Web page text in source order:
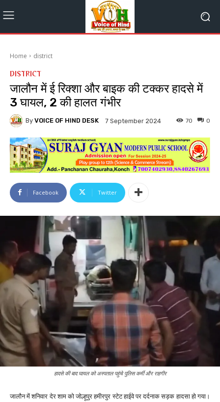
Home district
DISTRICT
जालौन में ई रिक्शा और बाइक की टक्कर हादसे में
3 घायल, 2 की हालत गंभीर
By VOICE OF HIND DESK 7 September 2024 0
70
Facebook Twitter
हादसे की बाद घायल को अस्पताल पहुंचे पुलिस कर्मी और राहगीर
जालौन में शनिवार देर शाम को जोल्हूपुर हमीरपुर स्टेट हाईवे पर दर्दनाक सड़क हादसा हो गया।